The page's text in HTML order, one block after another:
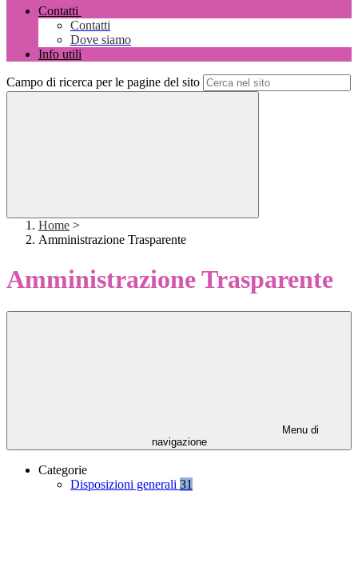
Contatti
Contatti
Dove siamo
Info utili
Campo di ricerca per le pagine del sito
Home >
Amministrazione Trasparente
Amministrazione Trasparente
Menu di
navigazione
Categorie
Disposizioni generali 31